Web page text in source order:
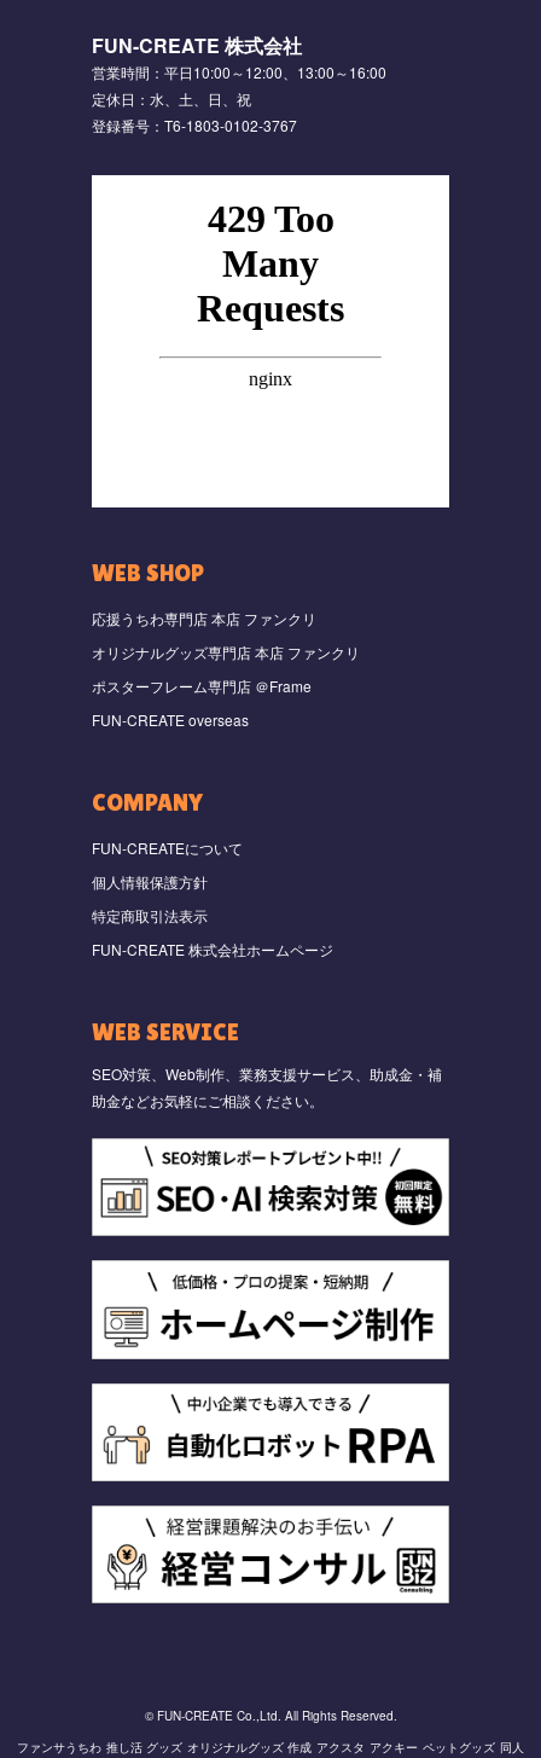
FUN-CREATE 株式会社
営業時間：平日10:00～12:00、13:00～16:00
定休日：水、土、日、祝
登録番号：T6-1803-0102-3767
WEB SHOP
応援うちわ専門店 本店 ファンクリ
オリジナルグッズ専門店 本店 ファンクリ
ポスターフレーム専門店 ＠Frame
FUN-CREATE overseas
COMPANY
FUN-CREATEについて
個人情報保護方針
特定商取引法表示
FUN-CREATE 株式会社ホームページ
WEB SERVICE
SEO対策、Web制作、業務支援サービス、助成金・補
助金などお気軽にご相談ください。
© FUN-CREATE Co.,Ltd. All Rights Reserved.
ファンサうちわ 推し活 グッズ オリジナルグッズ 作成 アクスタ アクキー ペットグッズ 同人